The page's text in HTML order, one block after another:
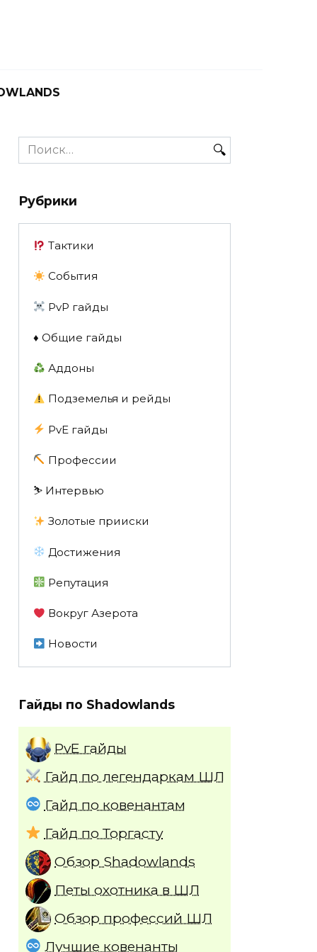
Search
for:
Рубрики
Тактики
События
PvP гайды
♦️ Общие гайды
Аддоны
Подземелья и рейды
PvE гайды
Профессии
⛷️ Интервью
Золотые прииски
Достижения
Репутация
Вокруг Азерота
Новости
Гайды по Shadowlands
PvE гайды
Гайд по легендаркам ШЛ
Гайд по ковенантам
Гайд по Торгасту
Обзор Shadowlands
Петы охотника в ШЛ
Обзор профессий ШЛ
Лучшие ковенанты